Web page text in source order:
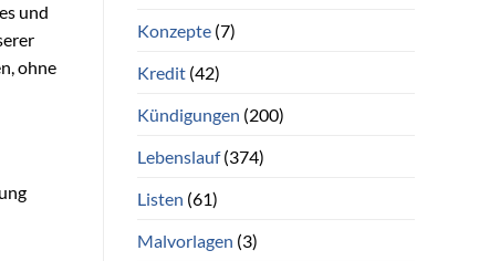
und
ohne
Konzepte(7)
Kredit(42)
Kündigungen (200)
Lebenslauf(374)
Listen (61)
Malvorlagen (3)